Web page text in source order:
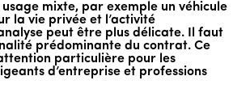
mixte, par exemple un véhicule
la vie privée et l’activité
peut être plus délicate. Il faut
prédominante du contrat. Ce
particulière pour les
d’entreprise et professions